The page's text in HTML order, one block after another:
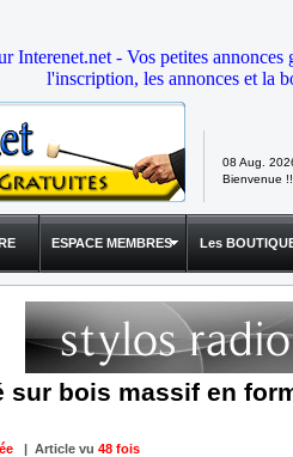
Interenet.net - Vos petites
l'inscription, les annonces et la
08 Aug.
Bienvenue
ESPACE MEMBRES Les
sur bois massif en
| Article vu 48 fois